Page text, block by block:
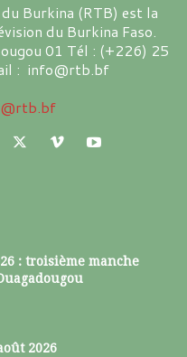
Burkina (RTB) est la
du Burkina Faso.
01 Tél : (+226) 25
: info@rtb.bf
: troisième manche
2026